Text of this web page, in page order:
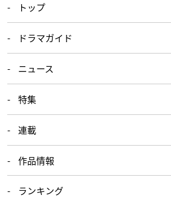
トップ
ドラマガイド
ニュース
特集
連載
作品情報
ランキング